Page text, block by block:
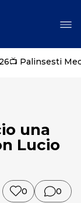
📺 Palinsesti
una
Lucio
0 0